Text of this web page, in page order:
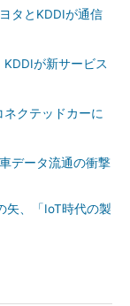
タとKDDIが通信
KDDIが新サービス
クテッドカーに
データ流通の衝撃
矢、「IoT時代の製